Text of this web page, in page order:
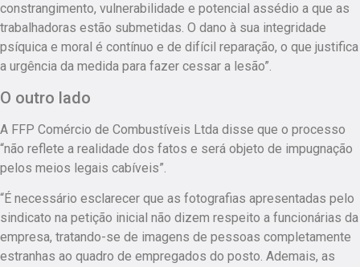
constrangimento, vulnerabilidade e potencial assédio a que as
trabalhadoras estão submetidas. O dano à sua integridade
psíquica e moral é contínuo e de difícil reparação, o que justifica
a urgência da medida para fazer cessar a lesão”.
O outro lado
A FFP Comércio de Combustíveis Ltda disse que o processo
“não reflete a realidade dos fatos e será objeto de impugnação
pelos meios legais cabíveis”.
“É necessário esclarecer que as fotografias apresentadas pelo
sindicato na petição inicial não dizem respeito a funcionárias da
empresa, tratando-se de imagens de pessoas completamente
estranhas ao quadro de empregados do posto. Ademais, as